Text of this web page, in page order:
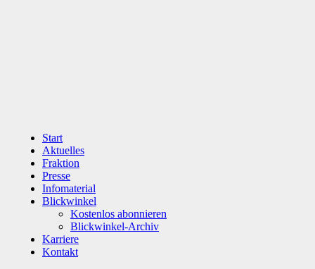
Start
Aktuelles
Fraktion
Presse
Infomaterial
Blickwinkel
Kostenlos abonnieren
Blickwinkel-Archiv
Karriere
Kontakt